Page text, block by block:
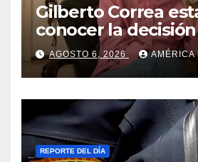
Gilberto Correa
conocer la
tribunal en su caso
AGOSTO 6, 2026 AMÉRICA
REPORTE DEL DÍA